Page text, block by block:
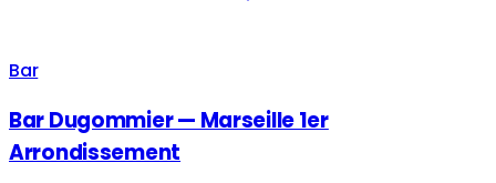
Bar
Bar Dugommier — Marseille 1er
Arrondissement